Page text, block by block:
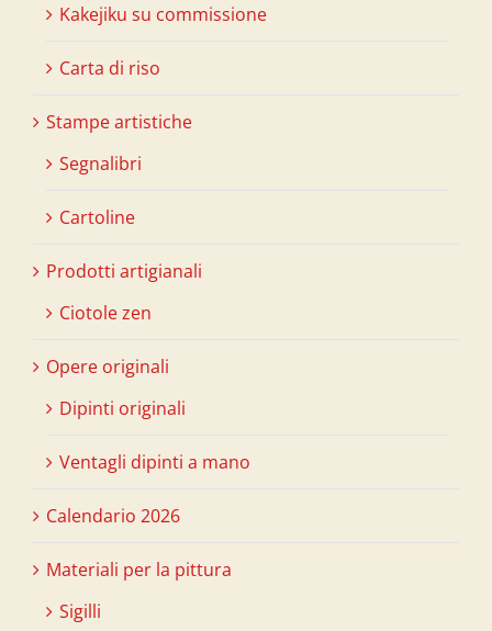
Kakejiku su commissione
Carta di riso
Stampe artistiche
Segnalibri
Cartoline
Prodotti artigianali
Ciotole zen
Opere originali
Dipinti originali
Ventagli dipinti a mano
Calendario 2026
Materiali per la pittura
Sigilli